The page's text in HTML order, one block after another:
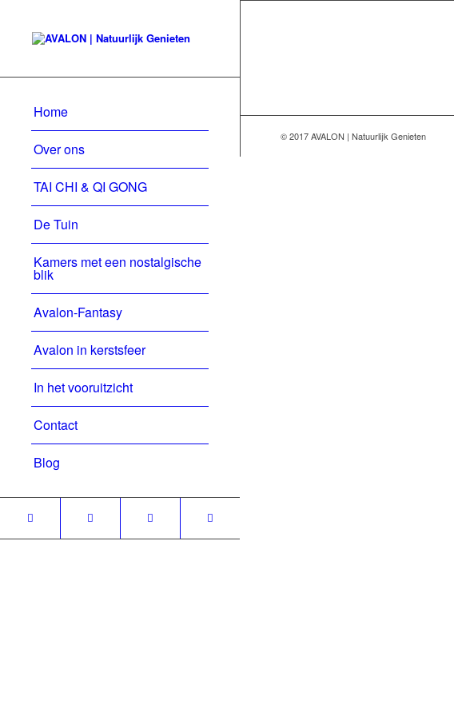
Home
Over ons
TAI CHI & QI GONG
De Tuin
Kamers met een nostalgische
blik
Avalon-Fantasy
Avalon in kerstsfeer
In het vooruitzicht
Contact
Blog
© 2017 AVALON | Natuurlijk Genieten